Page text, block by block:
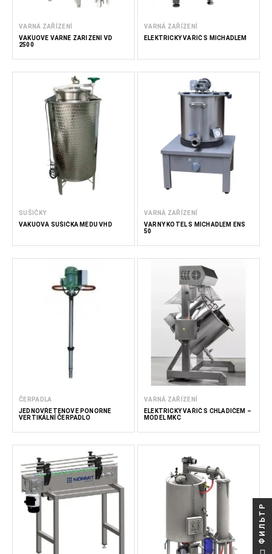
VARNÁ ZAŘÍZENÍ
VAKUOVÉ VARNÉ ZAŘÍZENÍ VD
2500
VARNÁ ZAŘÍZENÍ
ELEKTRICKÝ VAŘIČ S MÍCHADLEM
SUŠIČKY
VAKUOVÁ SUŠIČKA MEDU VHD
VARNÁ ZAŘÍZENÍ
VARNÝ KOTEL S MÍCHADLEM ENS
50
ČERPADLA
JEDNOVŘETENOVÉ PONORNÉ
VERTIKÁLNÍ ČERPADLO
VARNÁ ZAŘÍZENÍ
ELEKTRICKÝ VAŘIČ S CHLADIČEM –
MODEL MKC
ФИЛЬТР